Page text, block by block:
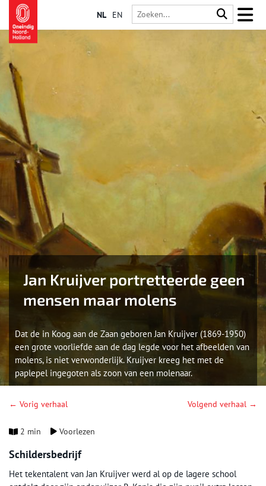
NL EN
Jan Kruijver portretteerde geen
mensen maar molens
Dat de in Koog aan de Zaan geboren Jan Kruijver (1869-1950)
een grote voorliefde aan de dag legde voor het afbeelden van
molens, is niet verwonderlijk. Kruijver kreeg het met de
paplepel ingegoten als zoon van een molenaar.
← Vorig verhaal Volgend verhaal →
2 min Voorlezen
Schildersbedrijf
Het tekentalent van Jan Kruijver werd al op de lagere school